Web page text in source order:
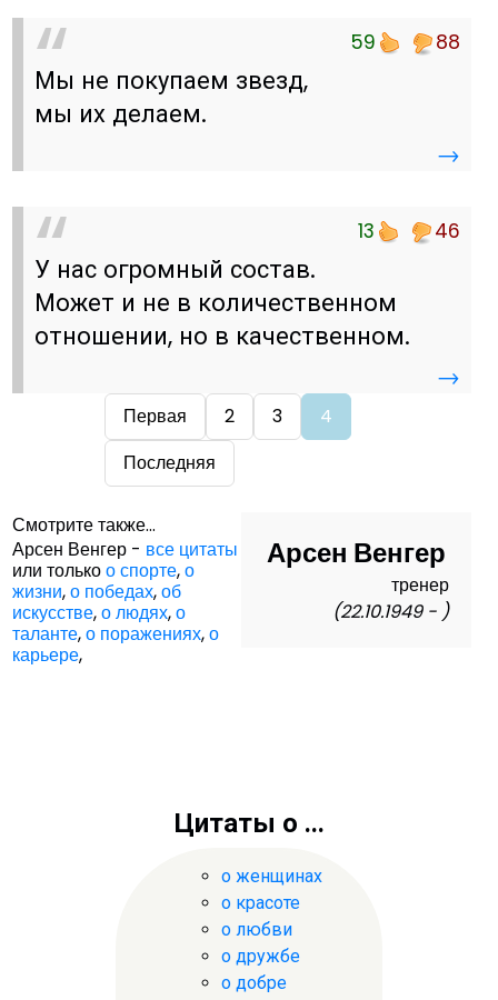
59 88
Мы не покупаем звезд,
мы их делаем.
→
13 46
У нас огромный состав.
Может и не в количественном
отношении, но в качественном.
→
Первая 2 3
4
Последняя
Арсен Венгер
тренер
(22.10.1949 - )
Смотрите также...
Арсен Венгер - все цитаты
или толькоо спорте,о
жизни,о победах,об
искусстве,о людях,о
таланте,о поражениях,о
карьере,
Цитаты о ...
о женщинах
о красоте
о любви
о дружбе
о добре